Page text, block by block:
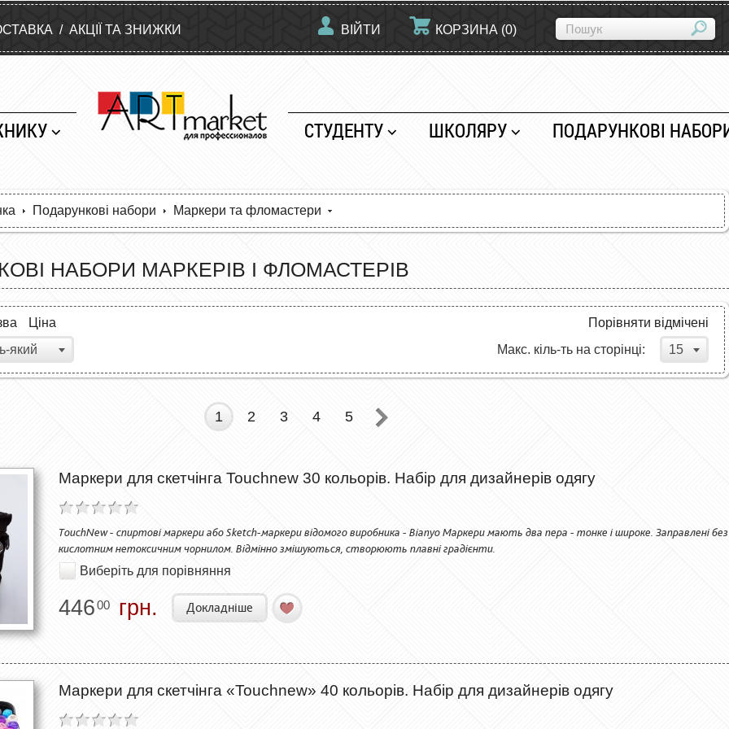
/ АКЦІЇ ТА ЗНИЖКИ ВІЙТИ КОРЗИНА (0)
СТУДЕНТУ ШКОЛЯРУ ПОДАРУНКОВІ
Подарункові набори Маркери та фломастери
НАБОРИ МАРКЕРІВ І ФЛОМАСТЕРІВ
Ціна
який
Порівняти відмічені
Макс. кіль-ть на сторінці:
15
1 2 3 4 5
Маркери для скетчінга Touchnew 30 кольорів. Набір для дизайнерів одягу
TouchNew - спиртові маркери або Sketch-маркери відомого виробника - Bianyo Маркери мають два пера - тонке і широке. Заправлені без
кислотним нетоксичним чорнилом. Відмінно змішуються, створюють плавні градієнти.
Виберіть для порівняння
44600 грн. Докладніше
Маркери для скетчінга «Touchnew» 40 кольорів. Набір для дизайнерів одягу